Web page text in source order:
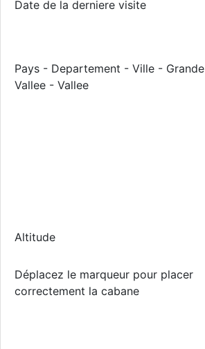
Date de la derniere visite
Pays - Departement - Ville - Grande
Vallee - Vallee
Altitude
Déplacez le marqueur pour placer
correctement la cabane